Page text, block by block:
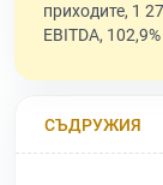
приходите, 1
EBITDA,
СЪДРУЖИЯ